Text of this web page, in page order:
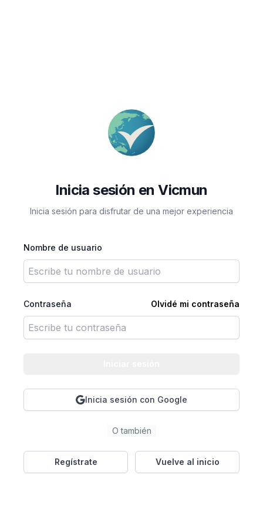
Inicia sesión en Vicmun
Inicia sesión para disfrutar de una mejor experiencia
Nombre de usuario
Contraseña Olvidé mi contraseña
Inicia sesión con Google
O también
Regístrate Vuelve al inicio